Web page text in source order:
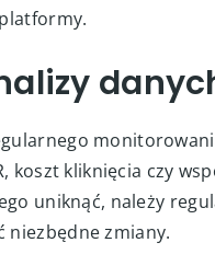
reklamowych na
skuteczność,